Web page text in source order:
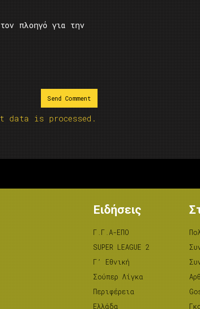
πλοηγό για την
data is processed.
Ειδήσεις
Γ.Γ.Α-ΕΠΟ
SUPER LEAGUE 2
Γ’ Εθνική
Σούπερ Λίγκα
Περιφέρεια
Ελλάδα